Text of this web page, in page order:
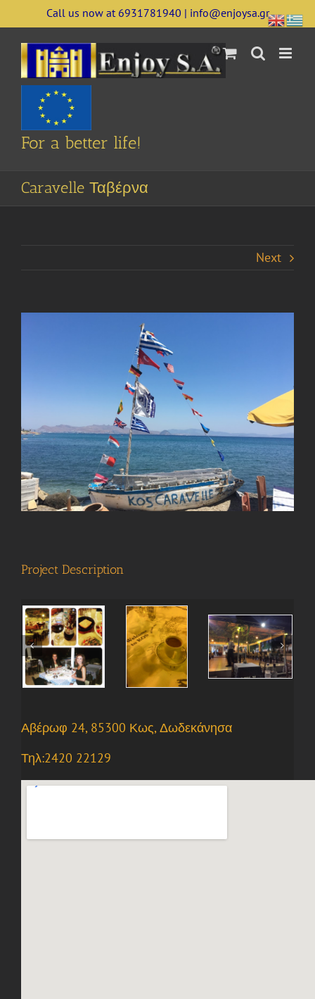
to
content
Call us now at 6931781940 | info@enjoysa.gr
For a better life!
Caravelle Ταβέρνα
Next
Project Description
Αβέρωφ 24, 85300 Κως, Δωδεκάνησα
Τηλ:2420 22129